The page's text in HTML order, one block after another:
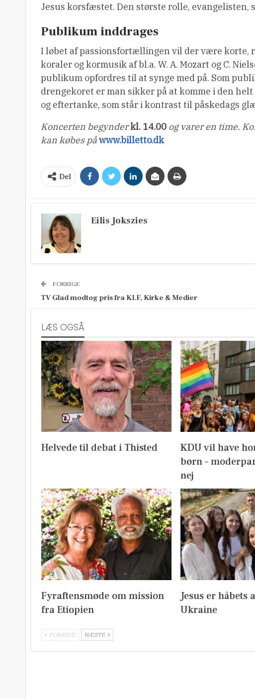
Jesus korsfæstet. Den største rolle, evangelisten,
Publikum inddrages
I løbet af passionsfortællingen vil der være korte,
koraler og kormusik af bl.a. W. A. Mozart og C.
publikum opfordres til at synge med på. Som
drengekoret er man sikker på at komme i den
og eftertanke, som står i kontrast til påskedags
Koncerten begynderkl. 14.00 og varer en time.
kan købes påwww.billetto.dk
Del
Eilis Jokszies
FORRIGE
TV Glad modtog pris fra KLF, Kirke & Medier
LÆS OGSÅ
Helvede til debat i Thisted
KDU vil have
børn –
nej
Fyraftensmøde om mission
fra Etiopien
Jesus er håbets
Ukraine
FORRIGE NÆSTE